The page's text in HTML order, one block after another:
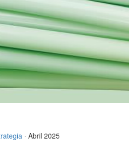
· Abril 2025